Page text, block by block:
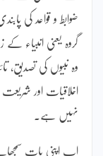
ضوابط و قواعد کی
گروہ یعنی انبیاء
وہ نبیوں کی تصدیق،
اخلاقیات اور
نہیں ہے۔
اب اپنی بات